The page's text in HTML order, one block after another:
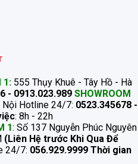
1: 555 Thụy Khuê - Tây Hồ - Hà
- 0913.023.989 SHOWROOM
Nội Hotline 24/7: 0523.345678 -
: 8h - 22h
1: Số 137 Nguyễn Phúc Nguyên
(Liên Hệ trước Khi Qua Để
24/7: 056.929.9999 Thời gian